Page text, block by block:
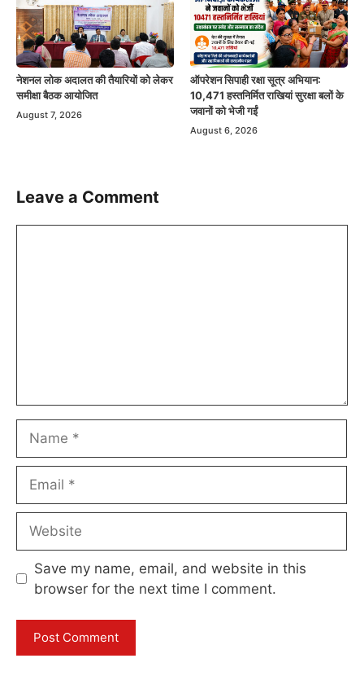
नेशनल लोक अदालत की तैयारियों को लेकर
समीक्षा बैठक आयोजित
August 7, 2026
ऑपरेशन सिपाही रक्षा सूत्र अभियान:
10,471 हस्तनिर्मित राखियां सुरक्षा बलों के
जवानों को भेजी गईं
August 6, 2026
Leave a Comment
Save my name, email, and website in this
browser for the next time I comment.